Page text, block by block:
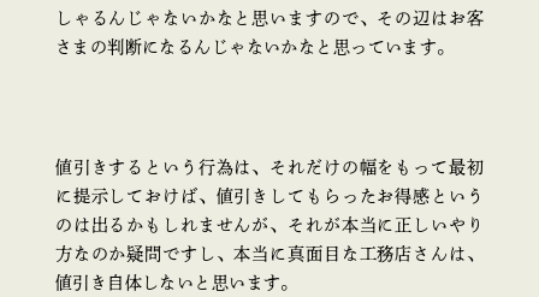
しゃるんじゃないかなと思いますので、その辺はお客
さまの判断になるんじゃないかなと思っています。
値引きするという行為は、それだけの幅をもって最初
に提示しておけば、値引きしてもらったお得感という
のは出るかもしれませんが、それが本当に正しいやり
方なのか疑問ですし、本当に真面目な工務店さんは、
値引き自体しないと思います。